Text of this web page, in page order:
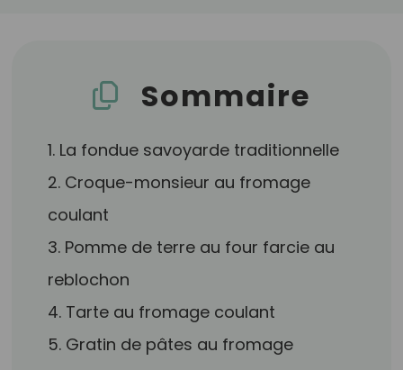
Sommaire
1. La fondue savoyarde traditionnelle
2. Croque-monsieur au fromage
coulant
3. Pomme de terre au four farcie au
reblochon
4. Tarte au fromage coulant
5. Gratin de pâtes au fromage